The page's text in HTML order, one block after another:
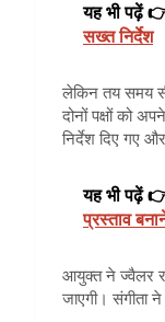
यह भी पढ़ें
सख्त निर्देश
लेकिन तय समय
दोनों पक्षों को
निर्देश दिए गए
यह भी पढ़ें
प्रस्ताव
आयुक्त ने ज्वैलर
जाएगी। संगीता